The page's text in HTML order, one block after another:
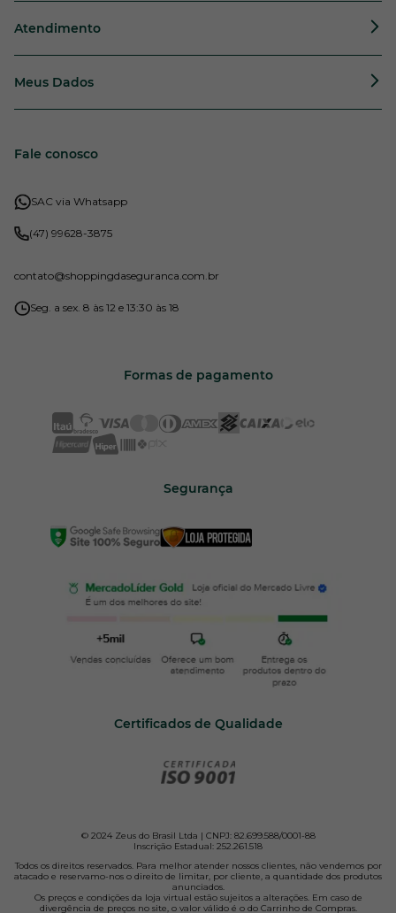
Atendimento
Meus Dados
Fale conosco
SAC via Whatsapp
(47) 99628-3875
contato@shoppingdaseguranca.com.br
Seg. a sex. 8 às 12 e 13:30 às 18
Formas de pagamento
Segurança
Certificados de Qualidade
© 2024 Zeus do Brasil Ltda | CNPJ: 82.699.588/0001-88
Inscrição Estadual: 252.261.518
Todos os direitos reservados. Para melhor atender nossos clientes, não vendemos por
atacado e reservamo-nos o direito de limitar, por cliente, a quantidade dos produtos
anunciados.
Os preços e condições da loja virtual estão sujeitos a alterações. Em caso de
divergência de preços no site, o valor válido é o do Carrinho de Compras.